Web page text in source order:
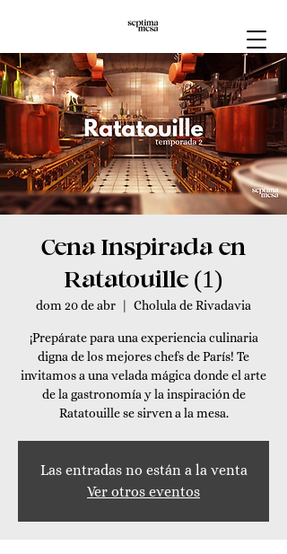
Cena Inspirada en
Ratatouille (1)
dom 20 de abr Cholula de Rivadavia
¡Prepárate para una experiencia culinaria
digna de los mejores chefs de París! Te
invitamos a una velada mágica donde el arte
de la gastronomía y la inspiración de
Ratatouille se sirven a la mesa.
Las entradas no están a la venta
Ver otros eventos